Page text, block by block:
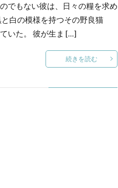
でもない彼は、日々の糧を求め
白の模様を持つその野良猫
いた。 彼が生ま […]
続きを読む